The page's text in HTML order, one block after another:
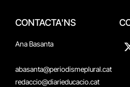
CONTACTA'NS
Ana Basanta
abasanta@periodismeplural.cat
redaccio@diarieducacio.cat